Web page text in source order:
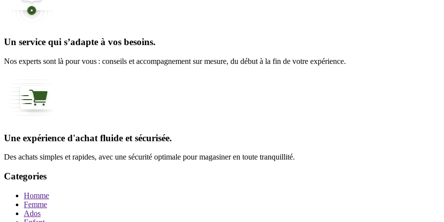
Un service qui s’adapte à vos besoins.
Nos experts sont là pour vous : conseils et accompagnement sur mesure, du début à la fin de votre expérience.
Une expérience d'achat fluide et sécurisée.
Des achats simples et rapides, avec une sécurité optimale pour magasiner en toute tranquillité.
Categories
Homme
Femme
Ados